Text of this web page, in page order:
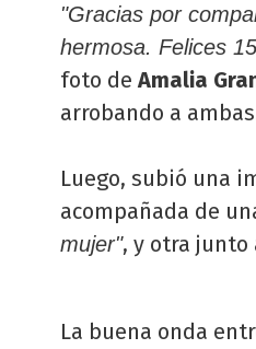
"Gracias por
hermosa. Felices
foto deAmalia
arrobando a
Luego, subió una
acompañada de
mujer", y otra junto
La buena onda